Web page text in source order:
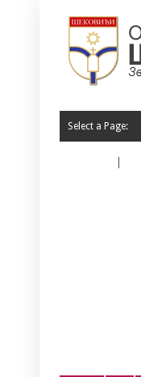
Select a Page: